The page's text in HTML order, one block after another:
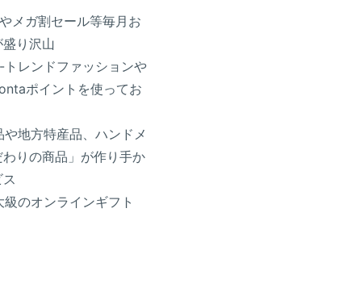
メガ割セール等毎月お
り沢山
-トレンドファッションや
ポイントを使ってお
や地方特産品、ハンドメ
りの商品」が作り手か
のオンラインギフト